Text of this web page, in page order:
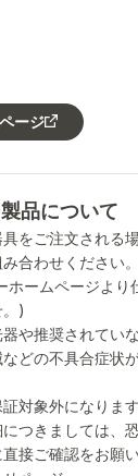
ージ
品について
をご注文される
合わせください。
ホームページより
)
や推奨されてい
どの不具合症状
対象外になりま
つきましては、
接ご確認をお願い